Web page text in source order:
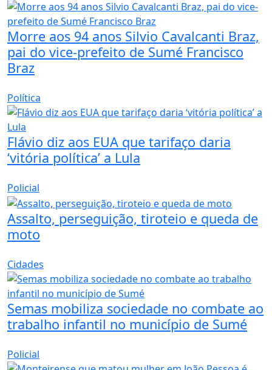
Morre aos 94 anos Silvio Cavalcanti Braz,
pai do vice-prefeito de Sumé Francisco
Braz
Política
Flávio diz aos EUA que tarifaço daria
‘vitória política’ a Lula
Policial
Assalto, perseguição, tiroteio e queda de
moto
Cidades
Semas mobiliza sociedade no combate ao
trabalho infantil no município de Sumé
Policial